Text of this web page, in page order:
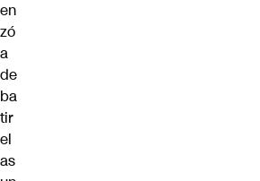
en
zó
a
de
ba
tir
el
as